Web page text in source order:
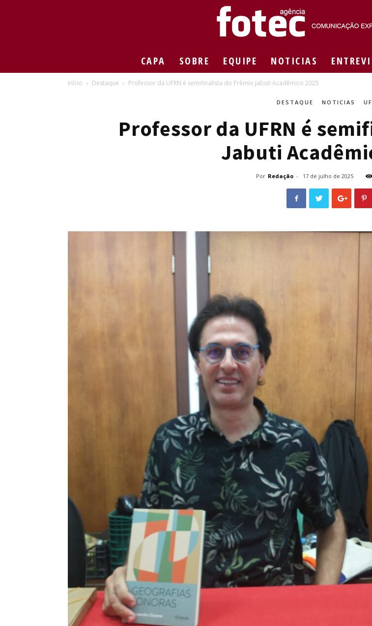
Fotec
CAPA SOBRE EQUIPE NOTICIAS
Início Destaque Professor da UFRN é semifinalista do Prêmio Jabuti Acadêmico 2025
DESTAQUE NOTICIAS
Professor da UFRN é
Jabuti
Por Redação - 17 de julho de 2025